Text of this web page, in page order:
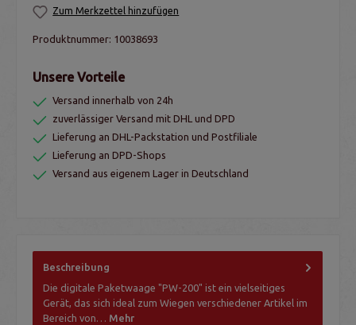
Zum Merkzettel hinzufügen
Produktnummer: 10038693
Unsere Vorteile
Versand innerhalb von 24h
zuverlässiger Versand mit DHL und DPD
Lieferung an DHL-Packstation und Postfiliale
Lieferung an DPD-Shops
Versand aus eigenem Lager in Deutschland
Beschreibung
Die digitale Paketwaage "PW-200" ist ein vielseitiges
Gerät, das sich ideal zum Wiegen verschiedener Artikel im
Bereich von… Mehr